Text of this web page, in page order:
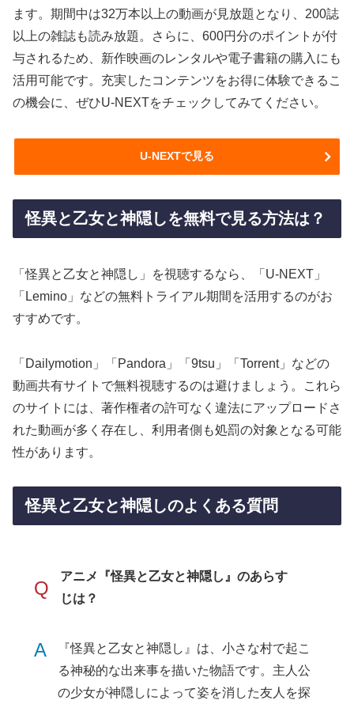
ます。期間中は32万本以上の動画が見放題となり、200誌
以上の雑誌も読み放題。さらに、600円分のポイントが付
与されるため、新作映画のレンタルや電子書籍の購入にも
活用可能です。充実したコンテンツをお得に体験できるこ
の機会に、ぜひU-NEXTをチェックしてみてください。
U-NEXTで見る
怪異と乙女と神隠しを無料で見る方法は？
「怪異と乙女と神隠し」を視聴するなら、「U-NEXT」
「Lemino」などの無料トライアル期間を活用するのがお
すすめです。
「Dailymotion」「Pandora」「9tsu」「Torrent」などの
動画共有サイトで無料視聴するのは避けましょう。これら
のサイトには、著作権者の許可なく違法にアップロードさ
れた動画が多く存在し、利用者側も処罰の対象となる可能
性があります。
怪異と乙女と神隠しのよくある質問
Q
アニメ『怪異と乙女と神隠し』のあらす
じは？
A
『怪異と乙女と神隠し』は、小さな村で起こ
る神秘的な出来事を描いた物語です。主人公
の少女が神隠しによって姿を消した友人を探